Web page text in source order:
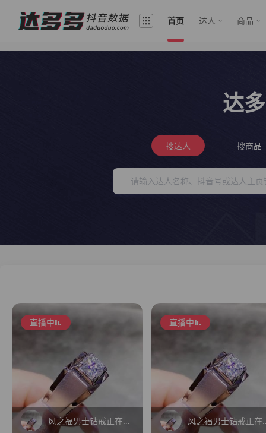
首页 达人 商品
达
搜达人 搜商品
直播中
风之福男士钻戒正在直播
直播中
风之